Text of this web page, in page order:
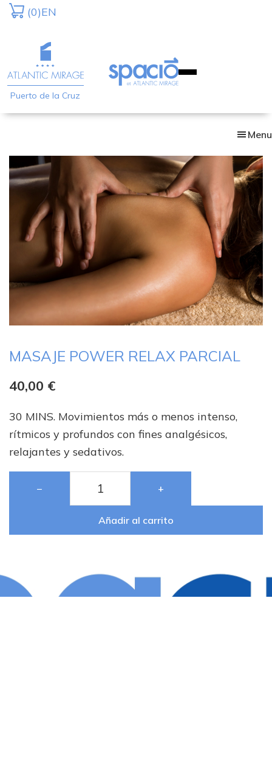
Skip
content
(0)EN
Puerto de la Cruz
Menu
MASAJE POWER RELAX PARCIAL
40,00 €
30 MINS. Movimientos más o menos intenso,
rítmicos y profundos con fines analgésicos,
relajantes y sedativos.
− +
Añadir al carrito